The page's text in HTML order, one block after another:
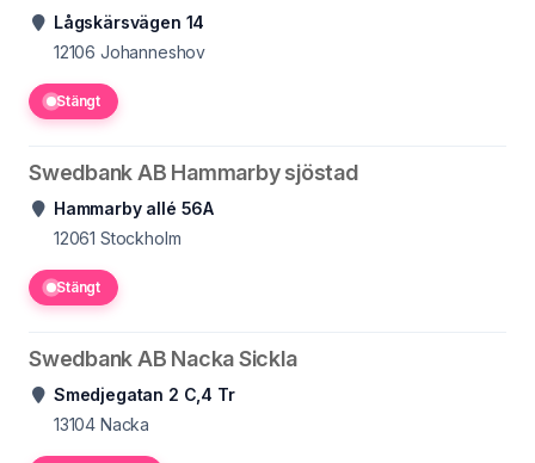
Lågskärsvägen 14
12106 Johanneshov
Stängt
Swedbank AB Hammarby sjöstad
Hammarby allé 56A
12061 Stockholm
Stängt
Swedbank AB Nacka Sickla
Smedjegatan 2 C,4 Tr
13104 Nacka